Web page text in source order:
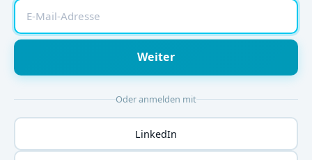
Weiter
Oder anmelden mit
LinkedIn